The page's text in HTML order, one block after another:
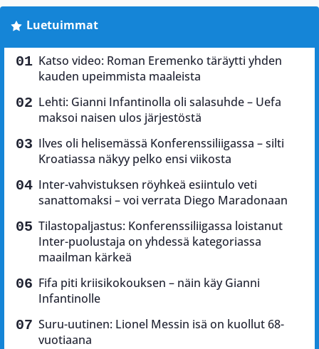
Luetuimmat
Katso video: Roman Eremenko täräytti yhden
kauden upeimmista maaleista
Lehti: Gianni Infantinolla oli salasuhde – Uefa
maksoi naisen ulos järjestöstä
Ilves oli helisemässä Konferenssiliigassa – silti
Kroatiassa näkyy pelko ensi viikosta
Inter-vahvistuksen röyhkeä esiintulo veti
sanattomaksi – voi verrata Diego Maradonaan
Tilastopaljastus: Konferenssiliigassa loistanut
Inter-puolustaja on yhdessä kategoriassa
maailman kärkeä
Fifa piti kriisikokouksen – näin käy Gianni
Infantinolle
Suru-uutinen: Lionel Messin isä on kuollut 68-
vuotiaana